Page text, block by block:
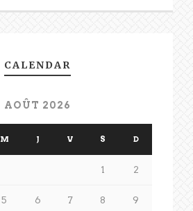
CALENDAR
AOÛT 2026
M J V S D
1 2
5 6 7 8 9